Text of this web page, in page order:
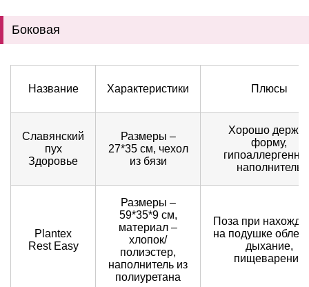
Боковая
Название Характеристики Плюсы
Славянский
пух
Здоровье
Размеры –
27*35 см, чехол
из бязи
Хорошо держит
форму,
наполнитель
Plantex
Rest Easy
Размеры –
59*35*9 см,
материал –
хлопок/
полиэстер,
наполнитель из
полиуретана
Поза при
на подушке
дыхание,
пищеварение